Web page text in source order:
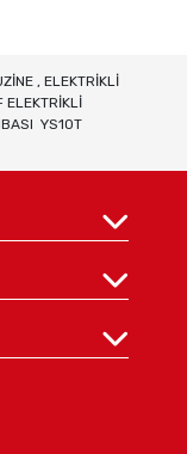
, ELEKTRİKLİ
ELEKTRİKLİ
YS10T